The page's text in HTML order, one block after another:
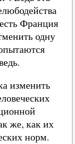
Франция
одну
изменить
же, как их
норм.